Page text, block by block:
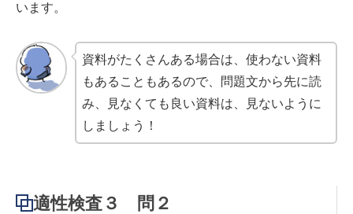
います。
資料がたくさんある場合は、使わない資料
もあることもあるので、問題文から先に読
み、見なくても良い資料は、見ないように
しましょう！
適性検査３ 問２